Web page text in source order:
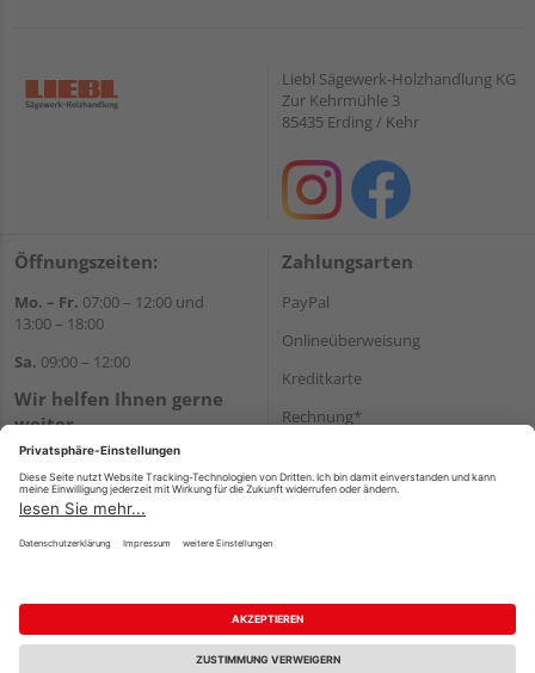
Liebl Sägewerk-Holzhandlung KG
Zur Kehrmühle 3
85435 Erding / Kehr
Öffnungszeiten:
Mo. – Fr. 07:00 – 12:00 und
13:00 – 18:00
Sa. 09:00 – 12:00
Wir helfen Ihnen gerne
weiter
Tel.:+49 8122 14197
E-Mail:vertrieb@holz-liebl.de
Zahlungsarten
PayPal
Onlineüberweisung
Kreditkarte
Rechnung*
Versand
Impressum AGB Widerruf
Datenschutz
Reservierungsbedingungen
Vertrag widerrufen